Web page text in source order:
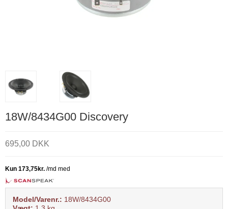
18W/8434G00 Discovery
695,00 DKK
Model/Varenr.: 18W/8434G00